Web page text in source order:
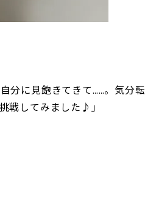
分に見飽きてきて……。気分転
戦してみました♪」